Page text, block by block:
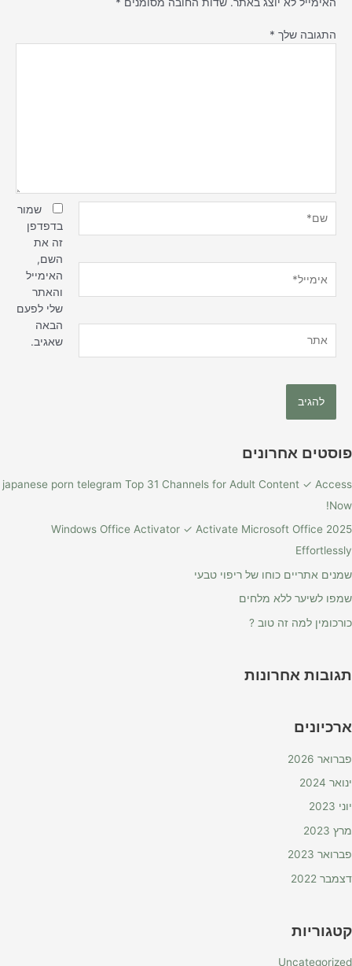
התגובה שלך *
שמור
בדפדפן
זה את
השם,
האימייל
והאתר
שלי לפעם
הבאה
שאגיב.
פוסטים אחרונים
japanese porn telegram Top 31 Channels for Adult Content ✓ Access
Now!
Windows Office Activator ✓ Activate Microsoft Office 2025
Effortlessly
שמנים אתריים כוחו של ריפוי טבעי
שמפו לשיער ללא מלחים
כורכומין למה זה טוב ?
תגובות אחרונות
ארכיונים
פברואר 2026
ינואר 2024
יוני 2023
מרץ 2023
פברואר 2023
דצמבר 2022
קטגוריות
Uncategorized